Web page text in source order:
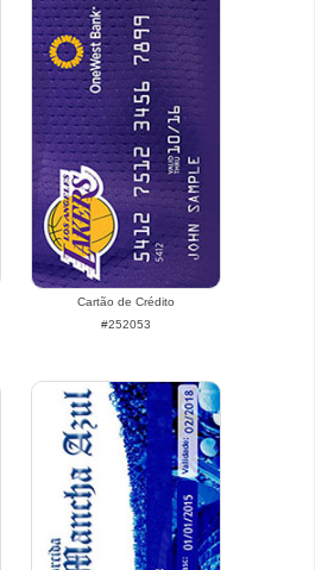
Cartão de Crédito
#252053